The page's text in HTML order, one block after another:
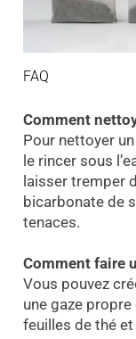
FAQ
Comment
Pour nettoyer
le rincer sous
laisser tremper
bicarbonate de
tenaces.
Comment faire
Vous pouvez
une gaze
feuilles de thé